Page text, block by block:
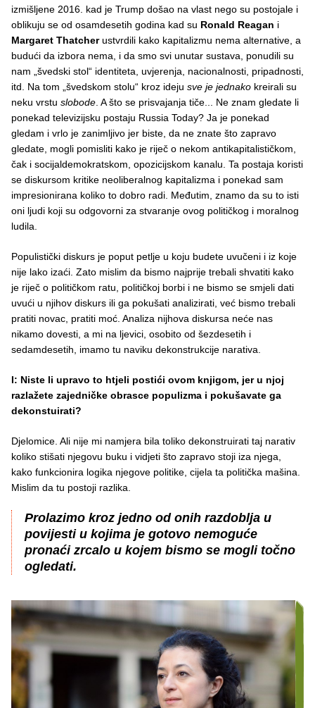
izmišljene 2016. kad je Trump došao na vlast nego su postojale i
oblikuju se od osamdesetih godina kad su Ronald Reagan i
Margaret Thatcherustvrdili kako kapitalizmu nema alternative, a
budući da izbora nema, i da smo svi unutar sustava, ponudili su
nam „švedski stol“ identiteta, uvjerenja, nacionalnosti, pripadnosti,
itd. Na tom „švedskom stolu“ kroz ideju sve je jednako kreirali su
neku vrstu slobode . A što se prisvajanja tiče... Ne znam gledate li
ponekad televizijsku postaju Russia Today? Ja je ponekad
gledam i vrlo je zanimljivo jer biste, da ne znate što zapravo
gledate, mogli pomisliti kako je riječ o nekom antikapitalističkom,
čak i socijaldemokratskom, opozicijskom kanalu. Ta postaja koristi
se diskursom kritike neoliberalnog kapitalizma i ponekad sam
impresionirana koliko to dobro radi. Međutim, znamo da su to isti
oni ljudi koji su odgovorni za stvaranje ovog političkog i moralnog
ludila.
Populistički diskurs je poput petlje u koju budete uvučeni i iz koje
nije lako izaći. Zato mislim da bismo najprije trebali shvatiti kako
je riječ o političkom ratu, političkoj borbi i ne bismo se smjeli dati
uvući u njihov diskurs ili ga pokušati analizirati, već bismo trebali
pratiti novac, pratiti moć. Analiza nijhova diskursa neće nas
nikamo dovesti, a mi na ljevici, osobito od šezdesetih i
sedamdesetih, imamo tu naviku dekonstrukcije narativa.
I: Niste li upravo to htjeli postići ovom knjigom, jer u njoj
razlažete zajedničke obrasce populizma i pokušavate ga
dekonstuirati?
Djelomice. Ali nije mi namjera bila toliko dekonstruirati taj narativ
koliko stišati njegovu buku i vidjeti što zapravo stoji iza njega,
kako funkcionira logika njegove politike, cijela ta politička mašina.
Mislim da tu postoji razlika.
Prolazimo kroz jedno od onih razdoblja u
povijesti u kojima je gotovo nemoguće
pronaći zrcalo u kojem bismo se mogli točno
ogledati.